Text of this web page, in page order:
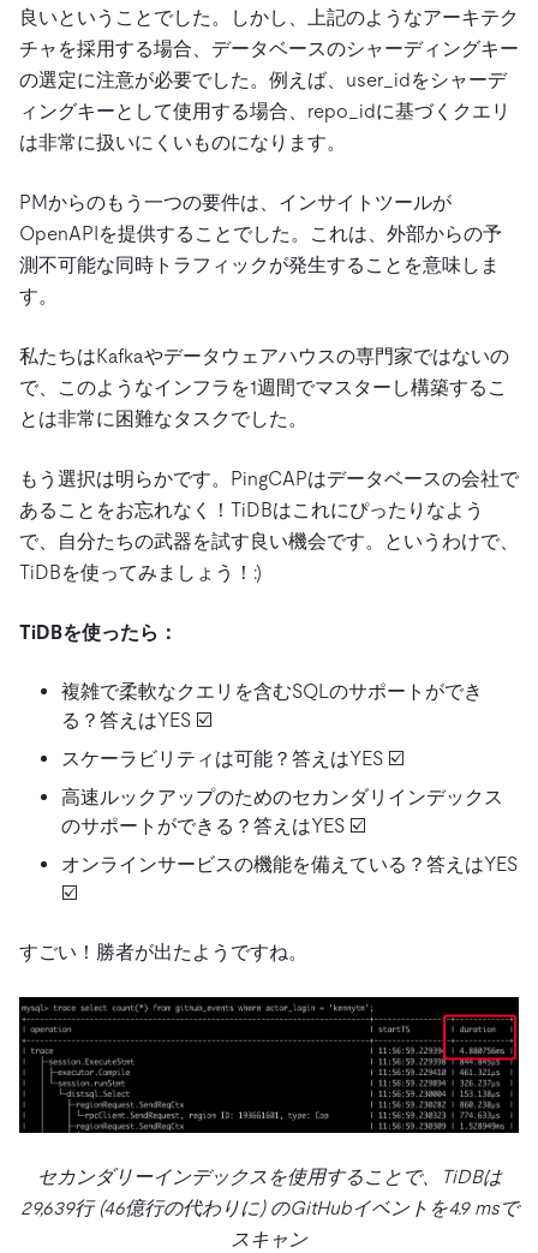
良いということでした。しかし、上記のようなアーキテク
チャを採用する場合、データベースのシャーディングキー
の選定に注意が必要でした。例えば、user_idをシャーデ
ィングキーとして使用する場合、repo_idに基づくクエリ
は非常に扱いにくいものになります。
PMからのもう一つの要件は、インサイトツールが
OpenAPIを提供することでした。これは、外部からの予
測不可能な同時トラフィックが発生することを意味しま
す。
私たちはKafkaやデータウェアハウスの専門家ではないの
で、このようなインフラを1週間でマスターし構築するこ
とは非常に困難なタスクでした。
もう選択は明らかです。PingCAPはデータベースの会社で
あることをお忘れなく！TiDBはこれにぴったりなよう
で、自分たちの武器を試す良い機会です。というわけで、
TiDBを使ってみましょう！:)
TiDBを使ったら：
複雑で柔軟なクエリを含むSQLのサポートができ
る？答えはYES ☑️
スケーラビリティは可能？答えはYES ☑️
高速ルックアップのためのセカンダリインデックス
のサポートができる？答えはYES ☑️
オンラインサービスの機能を備えている？答えはYES
☑️
すごい！勝者が出たようですね。
セカンダリーインデックスを使用することで、TiDBは
29,639行 (46億行の代わりに) のGitHubイベントを4.9 msで
スキャン